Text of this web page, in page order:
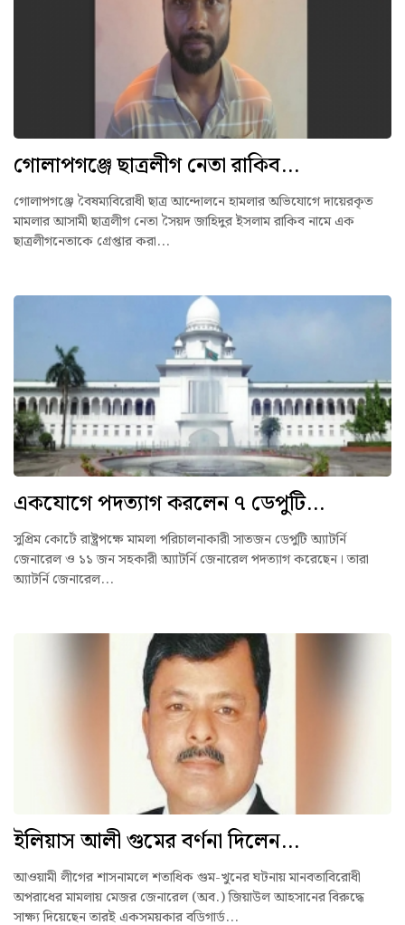
গোলাপগঞ্জে ছাত্রলীগ নেতা রাকিব...
গোলাপগঞ্জে বৈষম্যবিরোধী ছাত্র আন্দোলনে হামলার অভিযোগে দায়েরকৃত
মামলার আসামী ছাত্রলীগ নেতা সৈয়দ জাহিদুর ইসলাম রাকিব নামে এক
ছাত্রলীগনেতাকে গ্রেপ্তার করা...
একযোগে পদত্যাগ করলেন ৭ ডেপুটি...
সুপ্রিম কোর্টে রাষ্ট্রপক্ষে মামলা পরিচালনাকারী সাতজন ডেপুটি অ্যাটর্নি
জেনারেল ও ১১ জন সহকারী অ্যাটর্নি জেনারেল পদত্যাগ করেছেন। তারা
অ্যাটর্নি জেনারেল...
ইলিয়াস আলী গুমের বর্ণনা দিলেন...
আওয়ামী লীগের শাসনামলে শতাধিক গুম-খুনের ঘটনায় মানবতাবিরোধী
অপরাধের মামলায় মেজর জেনারেল (অব.) জিয়াউল আহসানের বিরুদ্ধে
সাক্ষ্য দিয়েছেন তারই একসময়কার বডিগার্ড...